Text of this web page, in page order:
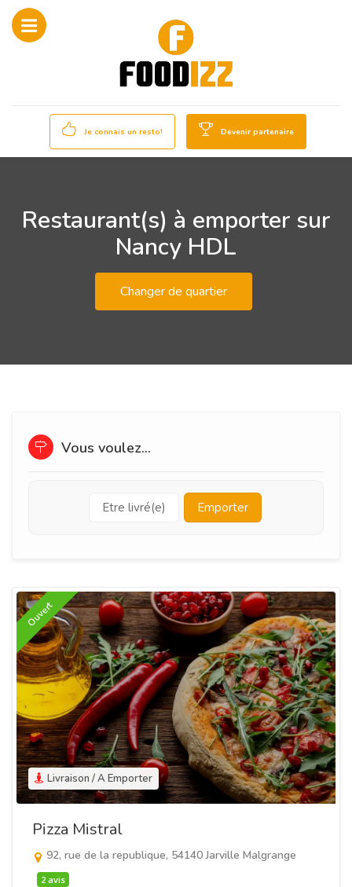
Je connais un resto! Devenir partenaire
Restaurant(s) à emporter sur
Nancy HDL
Changer de quartier
Vous voulez...
Etre livré(e) Emporter
Livraison / A Emporter
Ouvert
Pizza Mistral
92, rue de la republique, 54140 Jarville Malgrange
2 avis